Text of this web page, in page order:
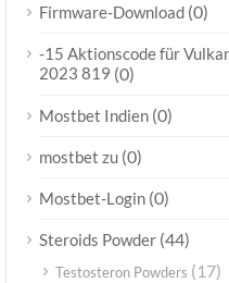
Firmware-Download (0)
-15 Aktionscode für
2023 819 (0)
Mostbet Indien (0)
mostbet zu (0)
Mostbet-Login (0)
Steroids Powder (44)
Testosteron Powders (17)